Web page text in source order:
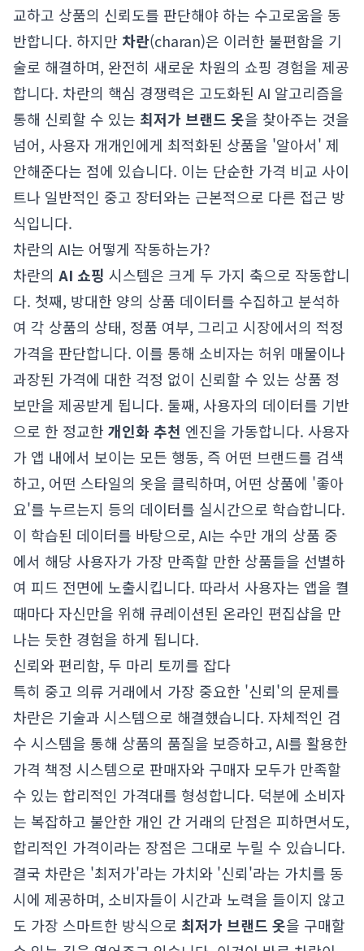
교하고 상품의 신뢰도를 판단해야 하는 수고로움을 동
반합니다. 하지만 차란(charan)은 이러한 불편함을 기
술로 해결하며, 완전히 새로운 차원의 쇼핑 경험을 제공
합니다. 차란의 핵심 경쟁력은 고도화된 AI 알고리즘을
통해 신뢰할 수 있는 최저가 브랜드 옷을 찾아주는 것을
넘어, 사용자 개개인에게 최적화된 상품을 '알아서' 제
안해준다는 점에 있습니다. 이는 단순한 가격 비교 사이
트나 일반적인 중고 장터와는 근본적으로 다른 접근 방
식입니다.
차란의 AI는 어떻게 작동하는가?
차란의 AI 쇼핑 시스템은 크게 두 가지 축으로 작동합니
다. 첫째, 방대한 양의 상품 데이터를 수집하고 분석하
여 각 상품의 상태, 정품 여부, 그리고 시장에서의 적정
가격을 판단합니다. 이를 통해 소비자는 허위 매물이나
과장된 가격에 대한 걱정 없이 신뢰할 수 있는 상품 정
보만을 제공받게 됩니다. 둘째, 사용자의 데이터를 기반
으로 한 정교한 개인화 추천 엔진을 가동합니다. 사용자
가 앱 내에서 보이는 모든 행동, 즉 어떤 브랜드를 검색
하고, 어떤 스타일의 옷을 클릭하며, 어떤 상품에 '좋아
요'를 누르는지 등의 데이터를 실시간으로 학습합니다.
이 학습된 데이터를 바탕으로, AI는 수만 개의 상품 중
에서 해당 사용자가 가장 만족할 만한 상품들을 선별하
여 피드 전면에 노출시킵니다. 따라서 사용자는 앱을 켤
때마다 자신만을 위해 큐레이션된 온라인 편집샵을 만
나는 듯한 경험을 하게 됩니다.
신뢰와 편리함, 두 마리 토끼를 잡다
특히 중고 의류 거래에서 가장 중요한 '신뢰'의 문제를
차란은 기술과 시스템으로 해결했습니다. 자체적인 검
수 시스템을 통해 상품의 품질을 보증하고, AI를 활용한
가격 책정 시스템으로 판매자와 구매자 모두가 만족할
수 있는 합리적인 가격대를 형성합니다. 덕분에 소비자
는 복잡하고 불안한 개인 간 거래의 단점은 피하면서도,
합리적인 가격이라는 장점은 그대로 누릴 수 있습니다.
결국 차란은 '최저가'라는 가치와 '신뢰'라는 가치를 동
시에 제공하며, 소비자들이 시간과 노력을 들이지 않고
도 가장 스마트한 방식으로 최저가 브랜드 옷을 구매할